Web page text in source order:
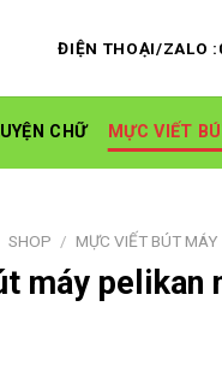
ĐIỆN THOẠI/ZALO
CHỮ MỰC VIẾT
SHOP / MỰC VIẾT BÚT MÁY
máy pelikan